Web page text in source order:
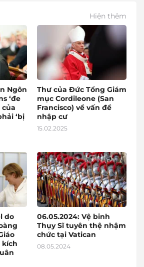
Hiện thêm
Ngôn
‘đe
‘bị
Thư của Đức Tổng Giám
mục Cordileone (San
Francisco) về vấn đề
nhập cư
15.02.2025
do
kích
06.05.2024: Vệ binh
Thụy Sĩ tuyên thệ nhậm
chức tại Vatican
08.05.2024